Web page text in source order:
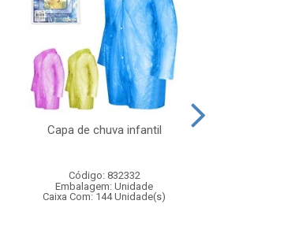
Capa de chuva infantil
Código: 832332
Embalagem: Unidade
Caixa Com: 144 Unidade(s)